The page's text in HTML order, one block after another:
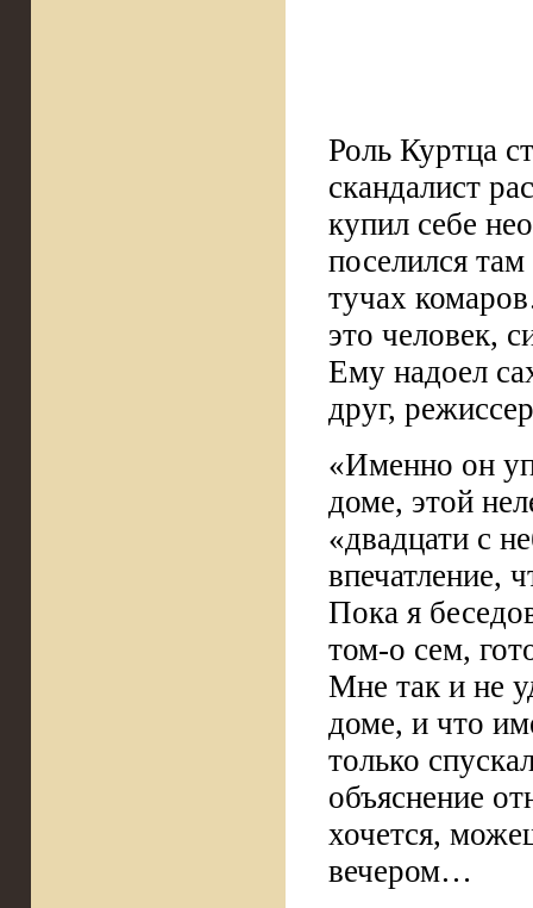
Роль Куртца
скандалист
купил себе
поселился
тучах
это человек,
Ему надоел
друг,
«Именно он
доме, этой
«двадцати с
впечатление,
Пока я
том-о сем,
Мне так и не
доме, и что
только
объяснение
хочется,
вечером…